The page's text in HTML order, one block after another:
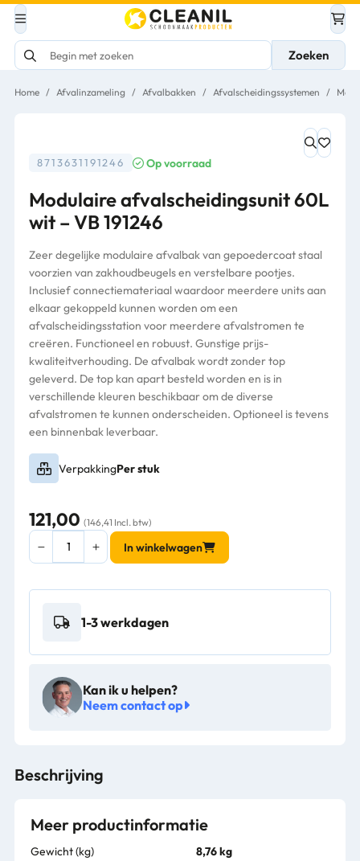
Zoeken
Home / Afvalinzameling / Afvalbakken / Afvalscheidingssystemen /
8713631191246 Op voorraad
Modulaire afvalscheidingsunit 60L
wit – VB 191246
Zeer degelijke modulaire afvalbak van gepoedercoat staal
voorzien van zakhoudbeugels en verstelbare pootjes.
Inclusief connectiemateriaal waardoor meerdere units aan
elkaar gekoppeld kunnen worden om een
afvalscheidingsstation voor meerdere afvalstromen te
creëren. Functioneel en robuust. Gunstige prijs-
kwaliteitverhouding. De afvalbak wordt zonder top
geleverd. De top kan apart besteld worden en is in
verschillende kleuren beschikbaar om de diverse
afvalstromen te kunnen onderscheiden. Optioneel is tevens
een binnenbak leverbaar.
VerpakkingPer stuk
121,00 (146,41 Incl. btw)
Modulaire
afvalscheidingsunit
wit
In winkelwagen
1-3 werkdagen
Kan ik u helpen?
Neem contact op
Beschrijving
Meer productinformatie
Gewicht (kg) 8,76 kg